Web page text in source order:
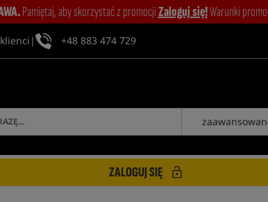
Pamiętaj, aby skorzystać z promocjiZaloguj się!Warunki
| +48 883 474 729
ZALOGUJ SIĘ